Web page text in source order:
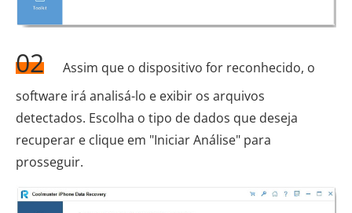
02
Assim que o dispositivo for reconhecido, o
software irá analisá-lo e exibir os arquivos
detectados. Escolha o tipo de dados que deseja
recuperar e clique em "Iniciar Análise" para
prosseguir.